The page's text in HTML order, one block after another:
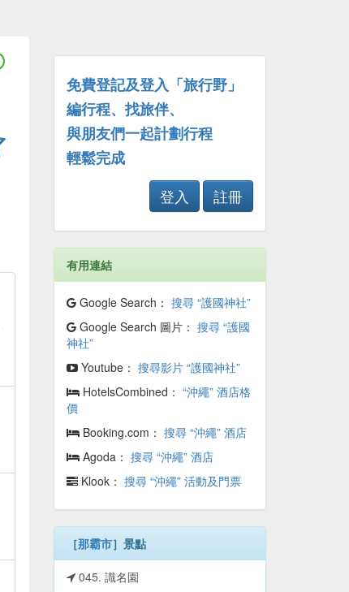
免費登記及登入「旅行野」
編行程、找旅伴、
與朋友們一起計劃行程
輕鬆完成
登入
註冊
有用連結
Google Search： 搜尋 “護國神社”
Google Search 圖片： 搜尋 “護國
神社”
Youtube： 搜尋影片 “護國神社”
HotelsCombined： “沖繩” 酒店格
價
Booking.com： 搜尋 “沖繩” 酒店
Agoda： 搜尋 “沖繩” 酒店
Klook： 搜尋 “沖繩” 活動及門票
［那霸市］景點
045. 識名園